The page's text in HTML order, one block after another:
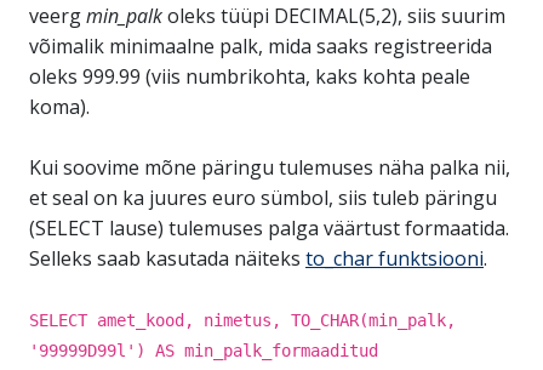
veergmin_palkoleks tüüpi DECIMAL(5,2), siis suurim
võimalik minimaalne palk, mida saaks registreerida
oleks 999.99 (viis numbrikohta, kaks kohta peale
koma).
Kui soovime mõne päringu tulemuses näha palka nii,
et seal on ka juures euro sümbol, siis tuleb päringu
(SELECT lause) tulemuses palga väärtust formaatida.
Selleks saab kasutada näiteks to_char funktsiooni.
SELECT amet_kood, nimetus, TO_CHAR(min_palk,
'99999D99l') AS min_palk_formaaditud